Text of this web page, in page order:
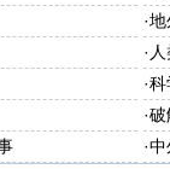
·地
·
·科
·破
·中